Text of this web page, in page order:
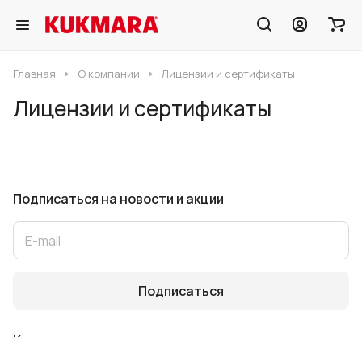
Главная О компании Лицензии и сертификаты
Лицензии и сертификаты
Подписаться на новости и акции
Подписаться